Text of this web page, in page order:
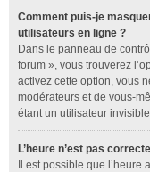
Comment puis-je
utilisateurs en ligne ?
Dans le panneau de
forum », vous trouverez
activez cette option, vous
modérateurs et de vous-
étant un utilisateur
L’heure n’est pas
Il est possible que